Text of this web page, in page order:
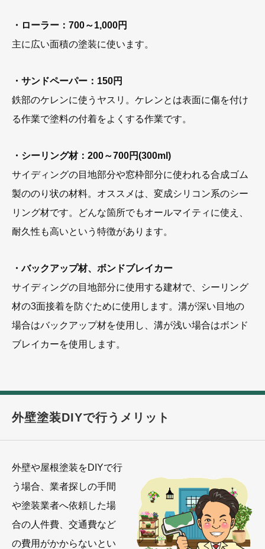
・ローラー：700～1,000円
主に広い面積の塗装に使います。
・サンドペーパー：150円
鉄部のケレンに使うヤスリ。ケレンとは表面に傷を付け
る作業で塗料の付着をよくする作業です。
・シーリング材：200～700円(300ml)
サイディングの目地部分や窓枠部分に使われる合成ゴム
製ののり状の材料。オススメは、変成シリコン系のシー
リング材です。どんな箇所でもオールマイティに使え、
耐久性も高いという特徴があります。
・バックアップ材、ボンドブレイカー
サイディングの目地部分に使用する建材で、シーリング
材の3面接着を防ぐために使用します。溝が深い目地の
場合はバックアップ材を使用し、溝が浅い場合はボンド
ブレイカーを使用します。
外壁塗装DIYで行うメリット
外壁や屋根塗装をDIYで行
う場合、業者探しの手間
や塗装業者へ依頼した場
合の人件費、交通費など
の費用がかからないとい